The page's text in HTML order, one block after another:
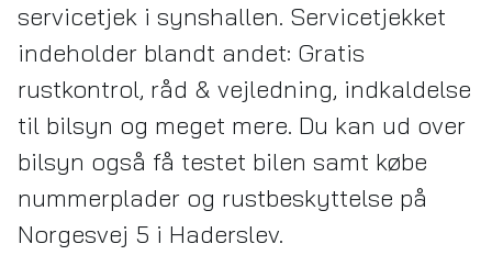
servicetjek i synshallen. Servicetjekket
indeholder blandt andet: Gratis
rustkontrol, råd & vejledning, indkaldelse
til bilsyn og meget mere. Du kan ud over
bilsyn også få testet bilen samt købe
nummerplader og rustbeskyttelse på
Norgesvej 5 i Haderslev.